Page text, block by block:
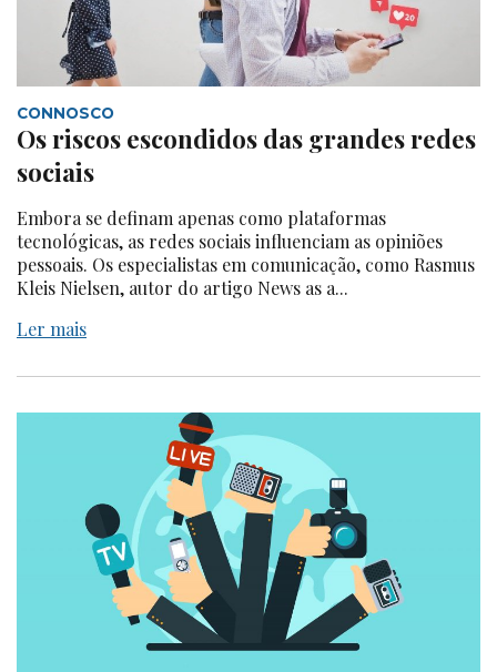
CONNOSCO
Os riscos escondidos das grandes redes
sociais
Embora se definam apenas como plataformas
tecnológicas, as redes sociais influenciam as opiniões
pessoais. Os especialistas em comunicação, como Rasmus
Kleis Nielsen, autor do artigo News as a...
Ler mais